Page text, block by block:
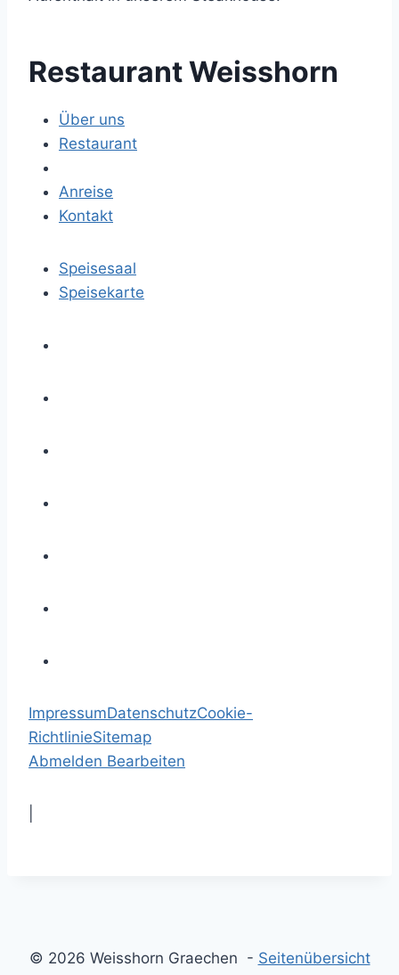
Restaurant Weisshorn
Über uns
Restaurant
Anreise
Kontakt
Speisesaal
Speisekarte
ImpressumDatenschutzCookie-
RichtlinieSitemap
Abmelden Bearbeiten
© 2026 Weisshorn Graechen - Seitenübersicht